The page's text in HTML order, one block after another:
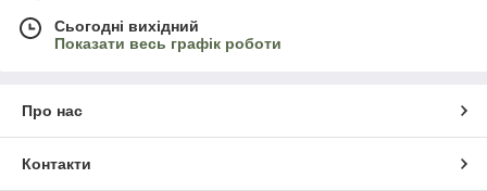
Сьогодні вихідний
Показати весь графік роботи
Про нас
Контакти